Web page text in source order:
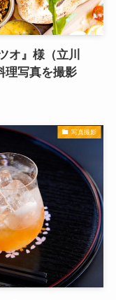
オ』様（立川
理写真を撮影
写真撮影